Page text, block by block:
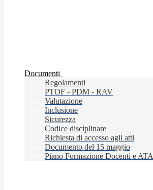
Documenti
Regolamenti
PTOF - PDM - RAV
Valutazione
Inclusione
Sicurezza
Codice disciplinare
Richiesta di accesso agli atti
Documento del 15 maggio
Piano Formazione Docenti e ATA